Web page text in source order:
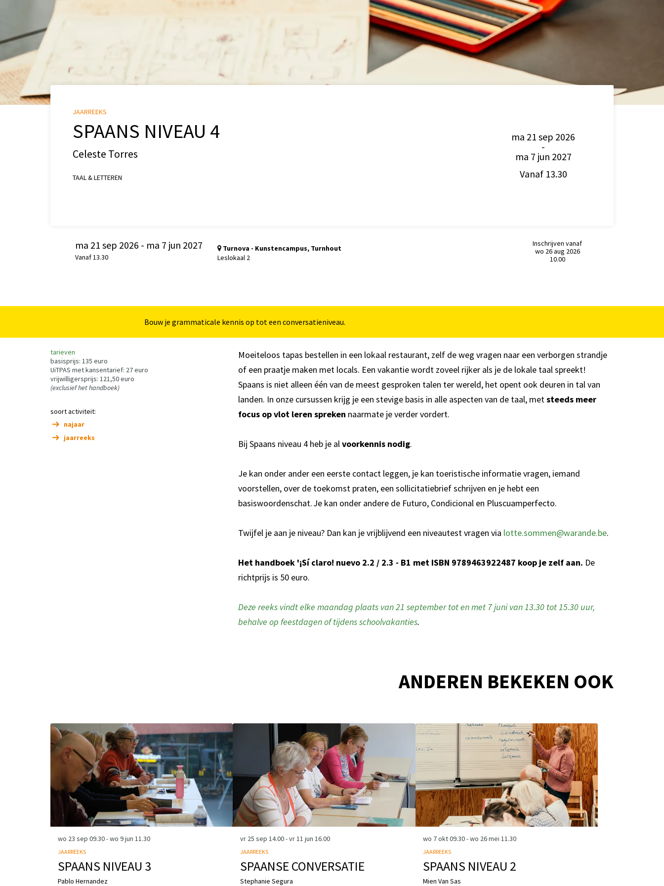
SPAANS NIVEAU 4
Celeste Torres
JAARREEKS
TAAL & LETTEREN
ma 21 sep 2026
-
ma 7 jun 2027
Vanaf 13.30
ma 21 sep 2026 - ma 7 jun 2027
Vanaf 13.30
Turnova - Kunstencampus, Turnhout
Leslokaal 2
Inschrijven vanaf
wo 26 aug 2026
10.00
Bouw je grammaticale kennis op tot een conversatieniveau.
Moeiteloos tapas bestellen in een lokaal restaurant, zelf de weg vragen naar een verborgen strandje
of een praatje maken met locals. Een vakantie wordt zoveel rijker als je de lokale taal spreekt!
Spaans is niet alleen één van de meest gesproken talen ter wereld, het opent ook deuren in tal van
landen. In onze cursussen krijg je een stevige basis in alle aspecten van de taal, metsteeds meer
focus op vlot leren spreken naarmate je verder vordert.
Bij Spaans niveau 4 heb je alvoorkennis nodig.
Je kan onder ander een eerste contact leggen, je kan toeristische informatie vragen, iemand
voorstellen, over de toekomst praten, een sollicitatiebrief schrijven en je hebt een
basiswoordenschat. Je kan onder andere de Futuro, Condicional en Pluscuamperfecto.
Twijfel je aan je niveau? Dan kan je vrijblijvend een niveautest vragen via lotte.sommen@warande.be.
Het handboek '¡Sí claro! nuevo 2.2 / 2.3 - B1 met ISBN 9789463922487 koop je zelf aan. De
richtprijs is 50 euro.
Deze reeks vindt elke maandag plaats van 21 september tot en met 7 juni van 13.30 tot 15.30 uur,
behalve op feestdagen of tijdens schoolvakanties.
tarieven
basisprijs: 135 euro
UiTPAS met kansentarief: 27 euro
vrijwilligersprijs: 121,50 euro
(exclusief het handboek)
soort activiteit:
najaar
jaarreeks
ANDEREN BEKEKEN OOK
SPAANS NIVEAU 3
Pablo Hernandez
JAARREEKS
wo 23 sep 09.30-wo 9 jun 11.30
SPAANSE CONVERSATIE
Stephanie Segura
JAARREEKS
vr 25 sep14.00-vr 11 jun16.00
SPAANS NIVEAU 2
Mien Van Sas
JAARREEKS
wo 7 okt09.30-wo 26 mei 11.30